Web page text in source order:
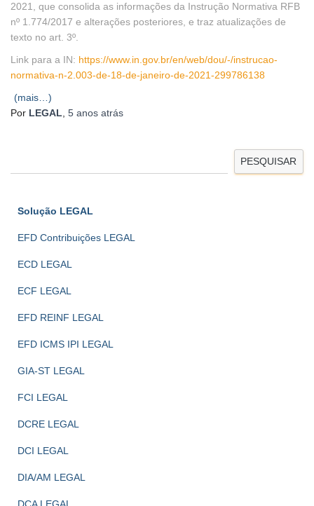
2021, que consolida as informações da Instrução Normativa RFB
nº 1.774/2017 e alterações posteriores, e traz atualizações de
texto no art. 3º.
Link para a IN: https://www.in.gov.br/en/web/dou/-/instrucao-
normativa-n-2.003-de-18-de-janeiro-de-2021-299786138
(mais…)
Por LEGAL 5 anos atrás
PESQUISAR
Solução LEGAL
EFD Contribuições LEGAL
ECD LEGAL
ECF LEGAL
EFD REINF LEGAL
EFD ICMS IPI LEGAL
GIA-ST LEGAL
FCI LEGAL
DCRE LEGAL
DCI LEGAL
DIA/AM LEGAL
DCA LEGAL